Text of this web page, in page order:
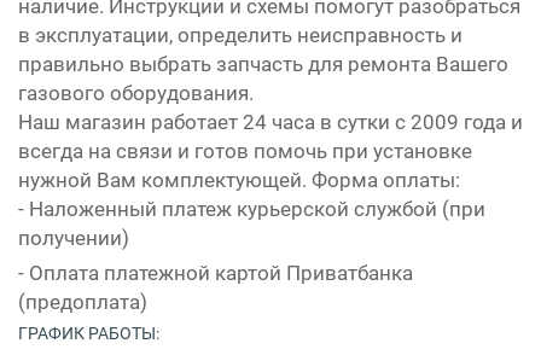
наличие. Инструкции и схемы помогут разобраться
в эксплуатации, определить неисправность и
правильно выбрать запчасть для ремонта Вашего
газового оборудования.
Наш магазин работает 24 часа в сутки с 2009 года и
всегда на связи и готов помочь при установке
нужной Вам комплектующей. Форма оплаты:
- Наложенный платеж курьерской службой (при
получении)
- Оплата платежной картой Приватбанка
(предоплата)
ГРАФИК РАБОТЫ: